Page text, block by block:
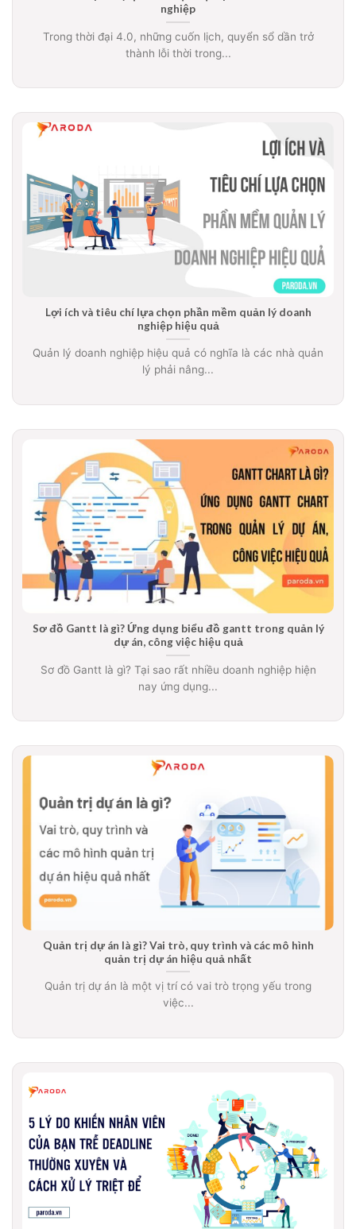
nghiệp
Trong thời đại 4.0, những cuốn lịch, quyển sổ dần trở
thành lỗi thời trong...
Lợi ích và tiêu chí lựa chọn phần mềm quản lý doanh
nghiệp hiệu quả
Quản lý doanh nghiệp hiệu quả có nghĩa là các nhà quản
lý phải nâng...
Sơ đồ Gantt là gì? Ứng dụng biểu đồ gantt trong quản lý
dự án, công việc hiệu quả
Sơ đồ Gantt là gì? Tại sao rất nhiều doanh nghiệp hiện
nay ứng dụng...
Quản trị dự án là gì? Vai trò, quy trình và các mô hình
quản trị dự án hiệu quả nhất
Quản trị dự án là một vị trí có vai trò trọng yếu trong
việc...